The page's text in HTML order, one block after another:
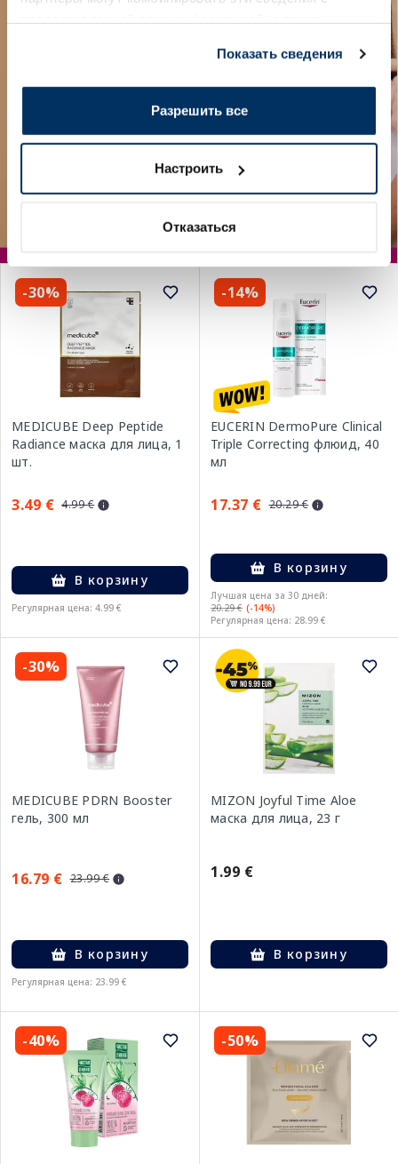
Показать сведения
Разрешить все
Настроить
Отказаться
-30%
MEDICUBE Deep Peptide
Radiance маска для лица, 1
шт.
3.49 € 4.99 €
В корзину
Регулярная цена: 4.99 €
-14%
EUCERIN DermoPure Clinical
Triple Correcting флюид, 40
мл
17.37 € 20.29 €
В корзину
Лучшая цена за 30 дней:
20.29 € (-14%)
Регулярная цена: 28.99 €
-30%
MEDICUBE PDRN Booster
гель, 300 мл
16.79 € 23.99 €
В корзину
Регулярная цена: 23.99 €
MIZON Joyful Time Aloe
маска для лица, 23 г
1.99 €
В корзину
-40% -50%